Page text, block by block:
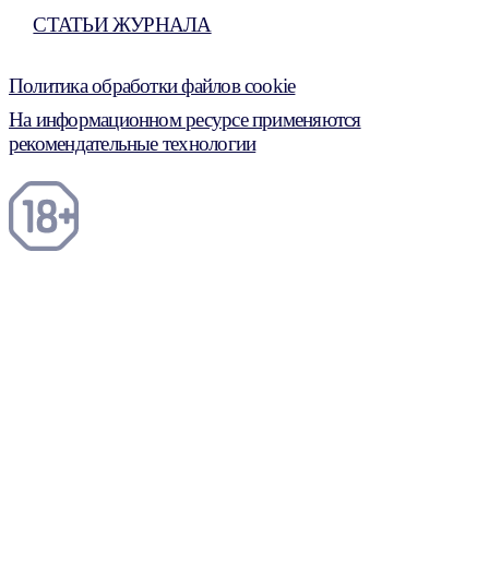
СТАТЬИ ЖУРНАЛА
Политика обработки файлов cookie
На информационном ресурсе применяются
рекомендательные технологии